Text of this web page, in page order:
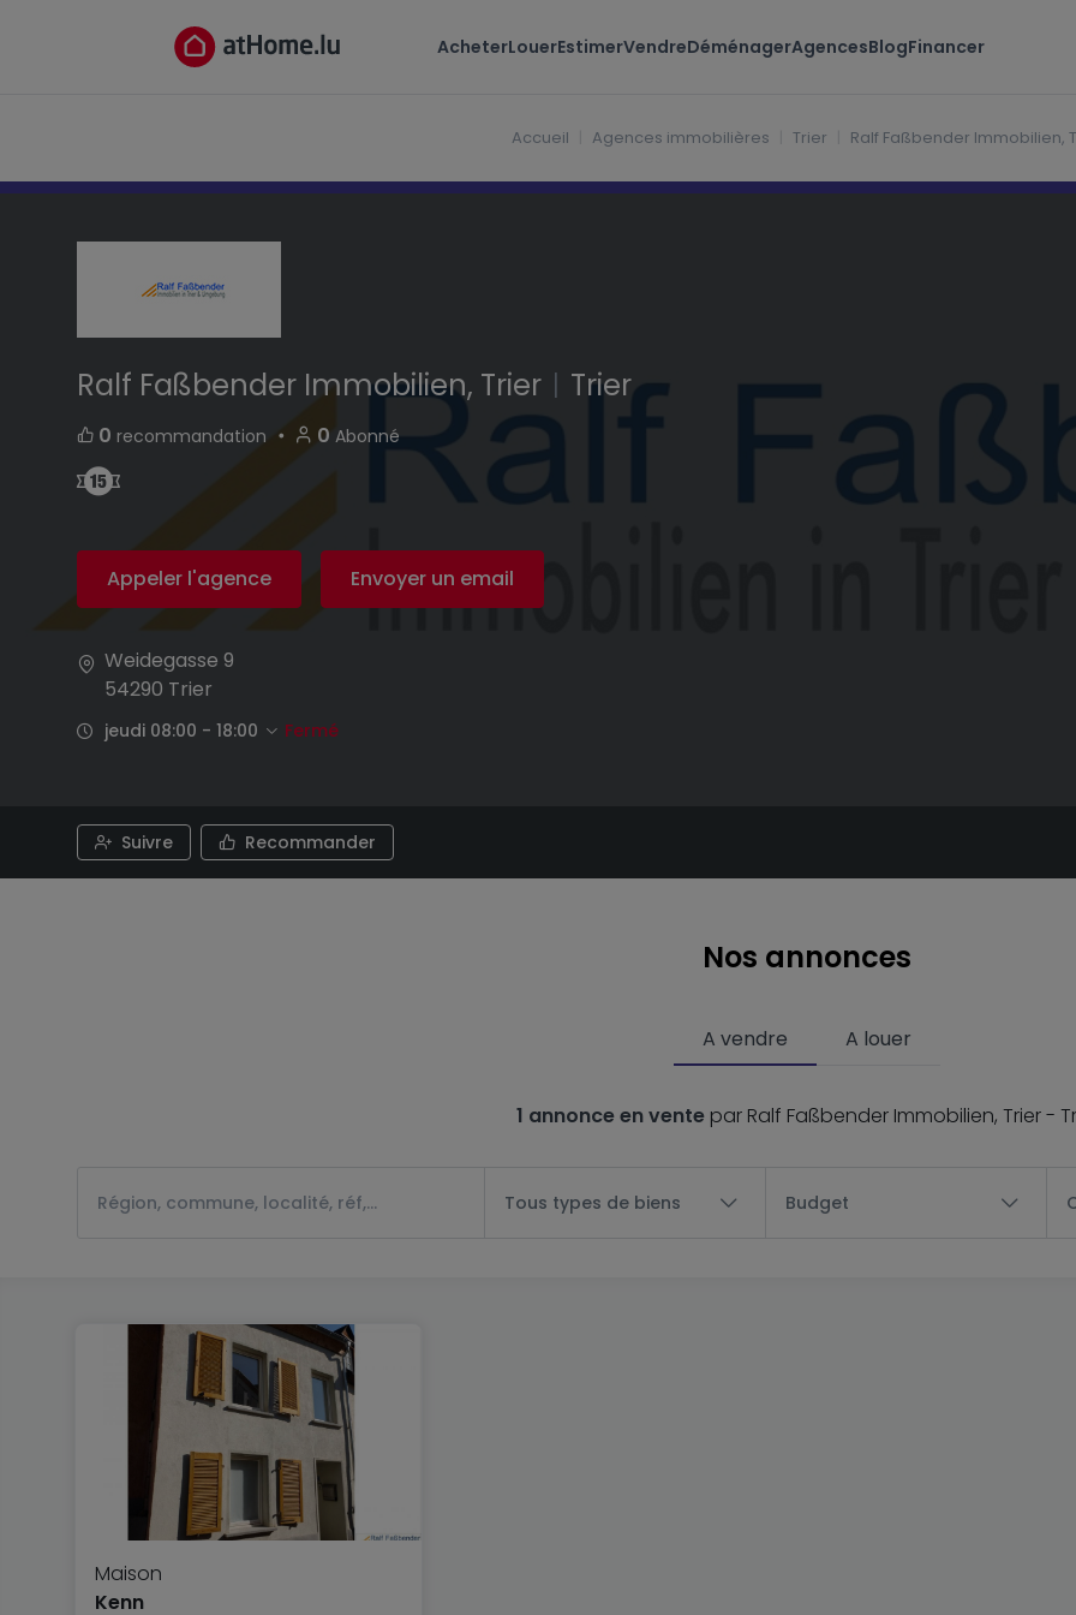
AcheterLouerEstimerVendreDéménagerAgencesBlogFinancer
Ralf Faßbender Immobilien, Trier
Weidegasse 9 54290 Trier Germany
Accueil Agences immobilières Trier Ralf Faßbender Immobilien,
Ralf Faßbender Immobilien, Trier | Trier
0 recommandation ・ 0 Abonné
Appeler l'agence Envoyer un email
Weidegasse 9
54290 Trier
jeudi 08:00 - 18:00 Fermé
Suivre Recommander
Nos annonces
A vendre A louer
1 annonce en vente par Ralf Faßbender Immobilien, Trier -
Tous types de biens Budget
Maison
Kenn